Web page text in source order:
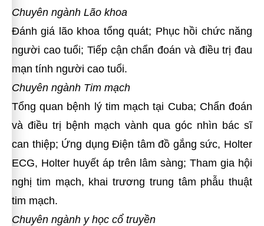
Chuyên ngành Lão khoa
Đánh giá lão khoa tổng quát; Phục hồi chức năng
người cao tuổi; Tiếp cận chẩn đoán và điều trị đau
mạn tính người cao tuổi.
Chuyên ngành Tim mạch
Tổng quan bệnh lý tim mạch tại Cuba; Chẩn đoán
và điều trị bệnh mạch vành qua góc nhìn bác sĩ
can thiệp; Ứng dụng Điện tâm đồ gắng sức, Holter
ECG, Holter huyết áp trên lâm sàng; Tham gia hội
nghị tim mạch, khai trương trung tâm phẫu thuật
tim mạch.
Chuyên ngành y học cổ truyền